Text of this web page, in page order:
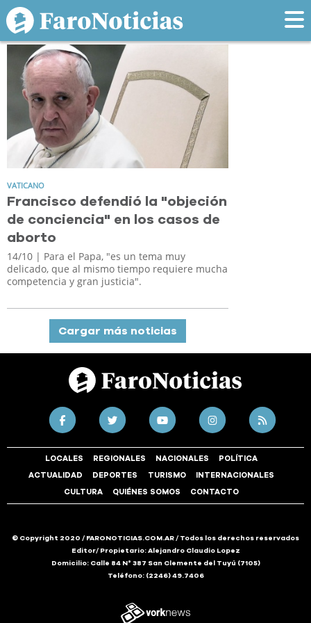
Tag: objecion
VATICANO
Francisco defendió la "objeción
de conciencia" en los casos de
aborto
14/10 | Para el Papa, "es un tema muy
delicado, que al mismo tiempo requiere mucha
competencia y gran justicia".
Cargar más noticias
LOCALES REGIONALES NACIONALES POLÍTICA
ACTUALIDAD DEPORTES TURISMO INTERNACIONALES
CULTURA QUIÉNES SOMOS CONTACTO
© Copyright 2020 / FARONOTICIAS.COM.AR / Todos los derechos reservados
Editor/ Propietario: Alejandro Claudio Lopez
Domicilio: Calle 84 N° 387 San Clemente del Tuyú (7105)
Teléfono: (2246) 49.7406